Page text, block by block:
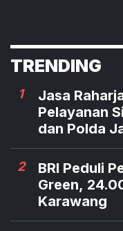
TRENDING
1
Jasa
Pelayanan
dan Polda
2
BRI Peduli
Green,
Karawang